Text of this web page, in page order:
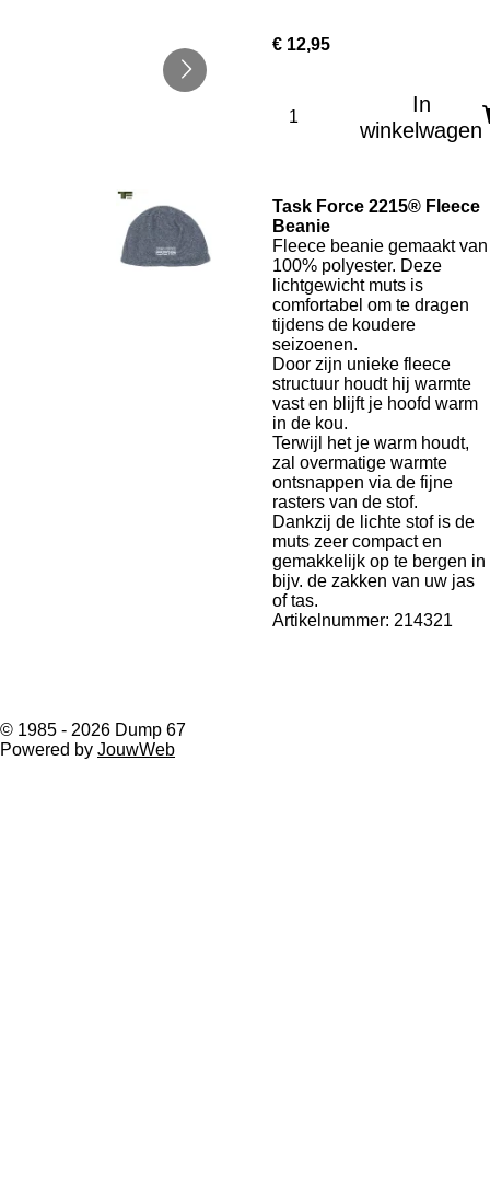
€ 12,95
In
winkelwagen
Task Force 2215® Fleece
Beanie
Fleece beanie gemaakt van
100% polyester. Deze
lichtgewicht muts is
comfortabel om te dragen
tijdens de koudere
seizoenen.
Door zijn unieke fleece
structuur houdt hij warmte
vast en blijft je hoofd warm
in de kou.
Terwijl het je warm houdt,
zal overmatige warmte
ontsnappen via de fijne
rasters van de stof.
Dankzij de lichte stof is de
muts zeer compact en
gemakkelijk op te bergen in
bijv. de zakken van uw jas
of tas.
Artikelnummer: 214321
© 1985 - 2026 Dump 67
Powered by JouwWeb